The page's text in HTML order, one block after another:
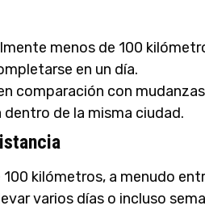
menos de 100
en un día.
comparación con
dentro de la misma ciudad.
100 kilómetros, a menudo
varios días o incluso